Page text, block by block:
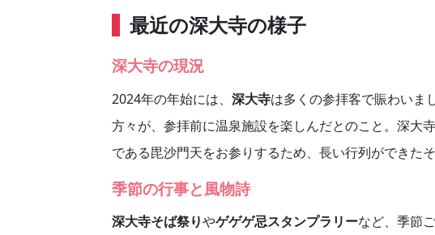
最近の深大寺の様子
深大寺の現況
2024年の年始には、 深大寺は多くの参拝客で賑わいま
方々が、参拝前に温泉施設を楽しんだとのこと。深大
である毘沙門天をお参りするため、長い行列ができたそ
季節の行事と風物詩
深大寺そば祭りやゲゲゲ忌スタンプラリーなど、季節